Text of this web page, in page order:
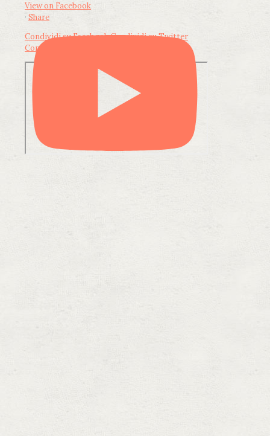
View on Facebook
· Share
Condividi su FacebookCondividi su Twitter
Condividi su LinkedIn